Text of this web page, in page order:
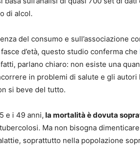
di alcol.
del consumo e sull’associazione
d’età, questo studio conferma che
parlano chiaro: non esiste una
in problemi di salute e gli
si beve del tutto.
e i 49 anni, la mortalità è dovuta
Ma non bisogna
soprattutto nella popolazione